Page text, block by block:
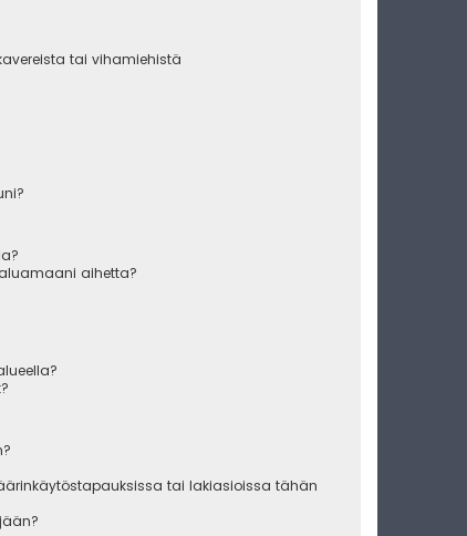
tai vihamiehistä
aihetta?
tai lakiasioissa tähän